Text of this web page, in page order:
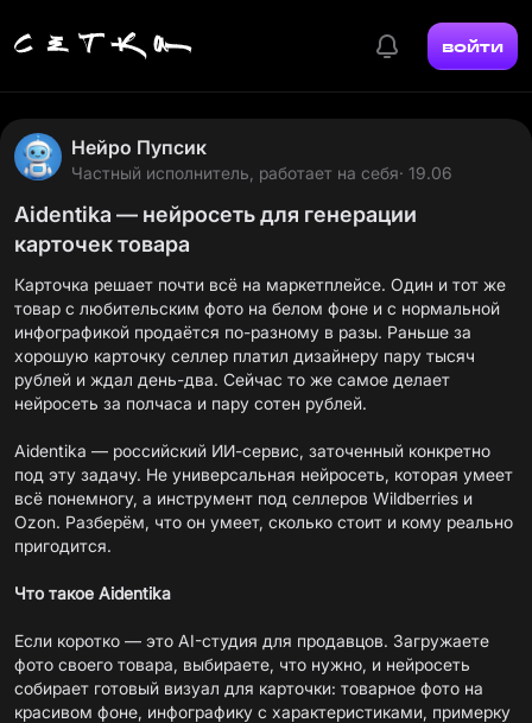
войти
Нейро Пупсик
Частный исполнитель, работает на себя· 19.06
Aidentika — нейросеть для генерации
карточек товара
Карточка решает почти всё на маркетплейсе. Один и тот же
товар с любительским фото на белом фоне и с нормальной
инфографикой продаётся по-разному в разы. Раньше за
хорошую карточку селлер платил дизайнеру пару тысяч
рублей и ждал день-два. Сейчас то же самое делает
нейросеть за полчаса и пару сотен рублей.
Aidentika — российский ИИ-сервис, заточенный конкретно
под эту задачу. Не универсальная нейросеть, которая умеет
всё понемногу, а инструмент под селлеров Wildberries и
Ozon. Разберём, что он умеет, сколько стоит и кому реально
пригодится.
Что такое Aidentika
Если коротко — это AI-студия для продавцов. Загружаете
фото своего товара, выбираете, что нужно, и нейросеть
собирает готовый визуал для карточки: товарное фото на
красивом фоне, инфографику с характеристиками, примерку